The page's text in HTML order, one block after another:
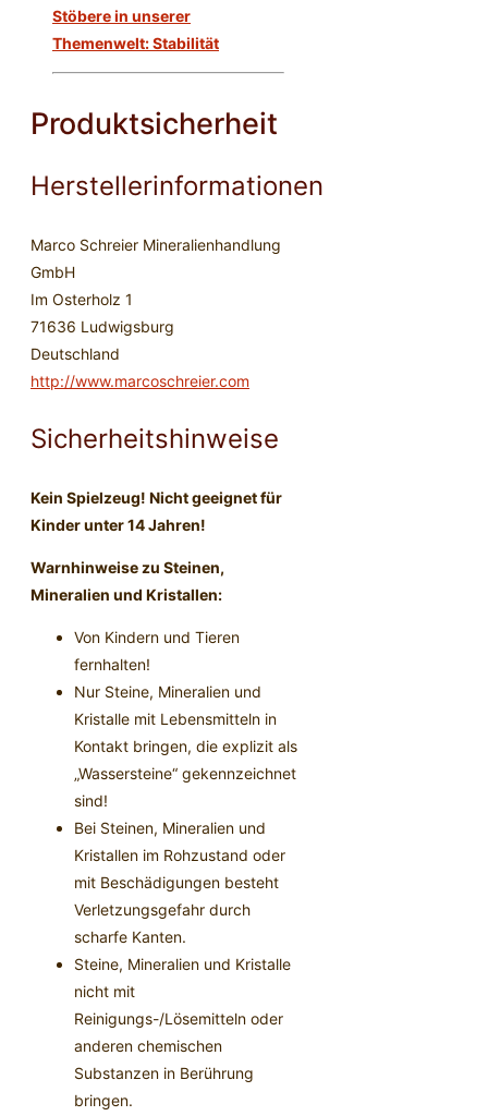
Stöbere in unserer
Themenwelt: Stabilität
Produktsicherheit
Herstellerinformationen
Marco Schreier Mineralienhandlung
GmbH
Im Osterholz 1
71636 Ludwigsburg
Deutschland
http://www.marcoschreier.com
Sicherheitshinweise
Kein Spielzeug! Nicht geeignet für
Kinder unter 14 Jahren!
Warnhinweise zu Steinen,
Mineralien und Kristallen:
Von Kindern und Tieren
fernhalten!
Nur Steine, Mineralien und
Kristalle mit Lebensmitteln in
Kontakt bringen, die explizit als
„Wassersteine“ gekennzeichnet
sind!
Bei Steinen, Mineralien und
Kristallen im Rohzustand oder
mit Beschädigungen besteht
Verletzungsgefahr durch
scharfe Kanten.
Steine, Mineralien und Kristalle
nicht mit
Reinigungs-/Lösemitteln oder
anderen chemischen
Substanzen in Berührung
bringen.